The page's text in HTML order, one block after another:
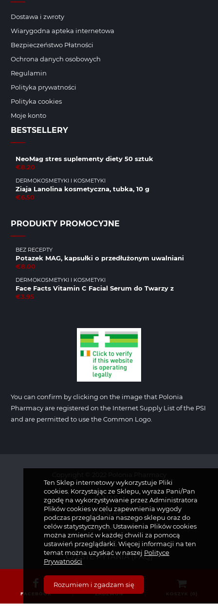
Ten Sklep internetowy wykorzystuje Pliki
cookies. Korzystając ze Sklepu, wyraża Pani/Pan
zgodę na wykorzystywanie przez Administratora
Plików cookies w celu zapewnienia wygody
podczas przeglądania naszego sklepu oraz do
celów statystycznych. Ustawienia Plików cookies
można zmienić w każdej chwili za pomocą
ustawień przeglądarki. Więcej informacji na ten
temat można uzyskać w naszej Polityce
Prywatności
Rozumiem i zgadzam się
FACEBOOK ZADZWOŃ KOSZYK ( 0 )
Dostawa i zwroty
Wiarygodna apteka internetowa
Bezpieczeństwo Płatności
Ochrona danych osobowych
Regulamin
Polityka prywatności
Polityka cookies
Moje konto
BESTSELLERY
NeoMag stres suplementy diety 50 sztuk
€8.20
DERMOKOSMETYKI I KOSMETYKI
Ziaja Lanolina kosmetyczna, tubka, 10 g
€6.50
PRODUKTY PROMOCYJNE
BEZ RECEPTY
Potazek MAG, kapsułki o przedłużonym uwalniani
€8.00
DERMOKOSMETYKI I KOSMETYKI
Face Facts Vitamin C Facial Serum do Twarzy z
€3.95
You can confirm by clicking on the image that Polonia
Pharmacy are registered on the Internet Supply List of the PSI
and are permitted to use the Common Logo.
O NAS
KONTAKT
NEWSLETTER
BLOG
CZĘSTE PYTANIA (FAQ)